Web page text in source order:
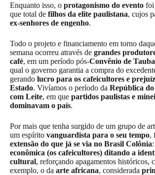
Enquanto isso, o protagonismo do evento foi
que total de filhos da elite paulistana, cujos
ex-senhores de engenho.
Todo o projeto e financiamento em torno
semana ocorreu através de grandes
café, em um período pós-Convênio de
qual o governo garantia a compra do
gerando lucro para os cafeicultores e
Estado. Vivíamos o período da República
com Leite, em que partidos paulistas e
dominavam o país.
Por mais que tenha surgido de um grupo de
um espírito vanguardista para o seu tempo,
extensão do que já se via no Brasil Colônia
econômica (os cafeicultores) ditando a
cultural, reforçando apagamentos históricos,
exemplo, o da arte africana, considerada